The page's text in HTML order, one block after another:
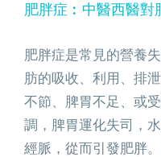
肥胖症︰中醫西醫對
肥胖症是常見的營養
肪的吸收、利用、排
不節、脾胃不足、或
調，脾胃運化失司，
經脈，從而引發肥胖